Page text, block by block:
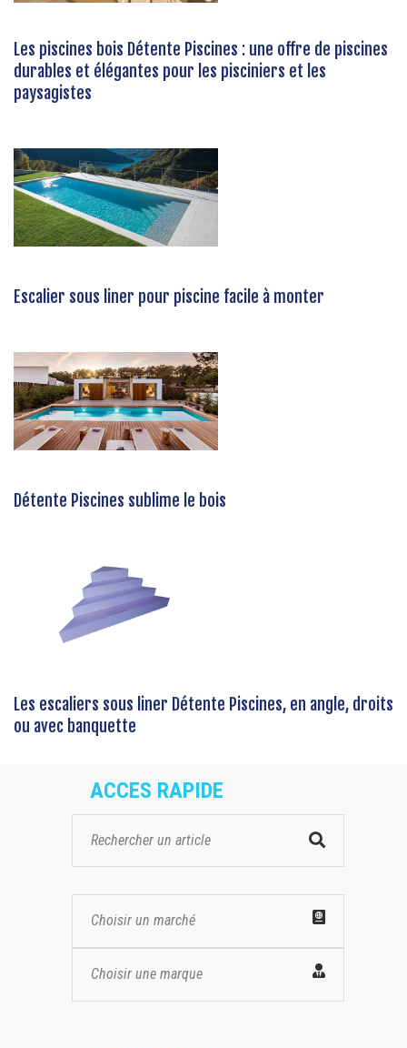
Les piscines bois Détente Piscines : une offre de piscines
durables et élégantes pour les pisciniers et les
paysagistes
Escalier sous liner pour piscine facile à monter
Détente Piscines sublime le bois
Les escaliers sous liner Détente Piscines, en angle, droits
ou avec banquette
ACCES RAPIDE
Choisir un marché
Choisir une marque